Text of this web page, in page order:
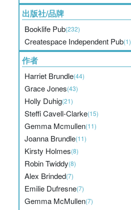
出版社/品牌
Booklife Pub(232)
Createspace Independent Pub(1)
作者
Harriet Brundle(44)
Grace Jones(43)
Holly Duhig(21)
Steffi Cavell-Clarke(15)
Gemma Mcmullen(11)
Joanna Brundle(11)
Kirsty Holmes(8)
Robin Twiddy(8)
Alex Brinded(7)
Emilie Dufresne(7)
Gemma McMullen(7)